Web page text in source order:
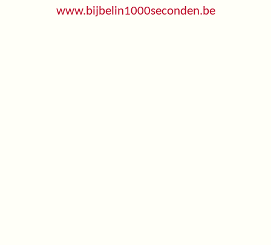
www.bijbelin1000seconden.be